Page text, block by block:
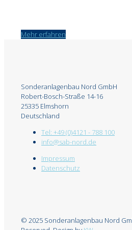
Mehr erfahren
Sonderanlagenbau Nord GmbH
Robert-Bosch-Straße 14-16
25335 Elmshorn
Deutschland
Tel: +49 (0)4121 - 788 100
info@sab-nord.de
Impressum
Datenschutz
© 2025 Sonderanlagenbau Nord